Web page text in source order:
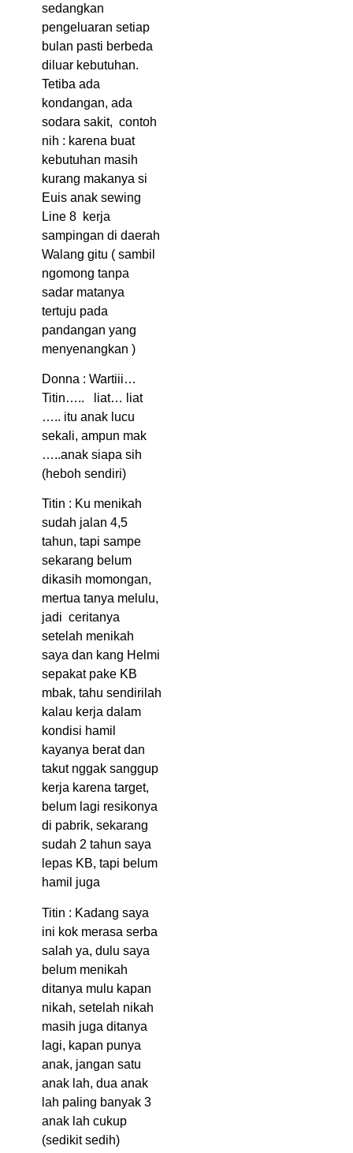
sedangkan
pengeluaran setiap
bulan pasti berbeda
diluar kebutuhan.
Tetiba ada
kondangan, ada
sodara sakit, contoh
nih : karena buat
kebutuhan masih
kurang makanya si
Euis anak sewing
Line 8 kerja
sampingan di daerah
Walang gitu ( sambil
ngomong tanpa
sadar matanya
tertuju pada
pandangan yang
menyenangkan )
Donna : Wartiii…
Titin….. liat… liat
….. itu anak lucu
sekali, ampun mak
…..anak siapa sih
(heboh sendiri)
Titin : Ku menikah
sudah jalan 4,5
tahun, tapi sampe
sekarang belum
dikasih momongan,
mertua tanya melulu,
jadi ceritanya
setelah menikah
saya dan kang Helmi
sepakat pake KB
mbak, tahu sendirilah
kalau kerja dalam
kondisi hamil
kayanya berat dan
takut nggak sanggup
kerja karena target,
belum lagi resikonya
di pabrik, sekarang
sudah 2 tahun saya
lepas KB, tapi belum
hamil juga
Titin : Kadang saya
ini kok merasa serba
salah ya, dulu saya
belum menikah
ditanya mulu kapan
nikah, setelah nikah
masih juga ditanya
lagi, kapan punya
anak, jangan satu
anak lah, dua anak
lah paling banyak 3
anak lah cukup
(sedikit sedih)